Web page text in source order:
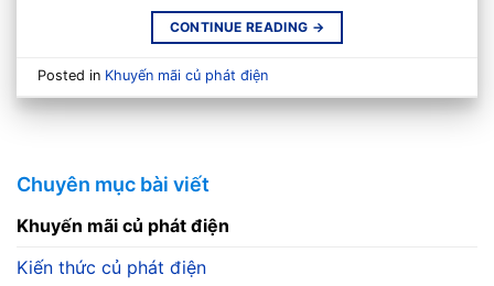
Chuyên mục bài viết
Khuyến mãi củ phát điện
Kiến thức củ phát điện
CONTINUE READING →
Posted in Khuyến mãi củ phát điện